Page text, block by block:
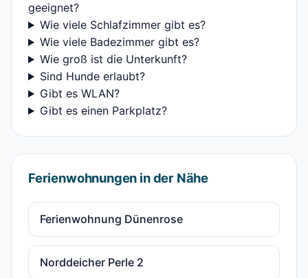
geeignet?
Wie viele Schlafzimmer gibt es?
Wie viele Badezimmer gibt es?
Wie groß ist die Unterkunft?
Sind Hunde erlaubt?
Gibt es WLAN?
Gibt es einen Parkplatz?
Ferienwohnungen in der Nähe
Ferienwohnung Dünenrose
Norddeicher Perle 2